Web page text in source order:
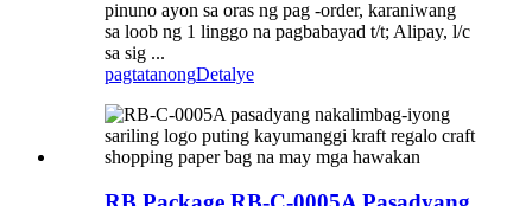
pinuno ayon sa oras ng pag -order, karaniwang
sa loob ng 1 linggo na pagbabayad t/t; Alipay, l/c
sa sig ...
pagtatanongDetalye